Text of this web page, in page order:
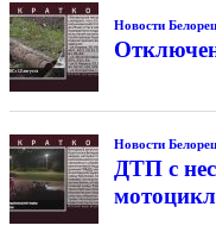
Новости
Новости
ДТП с